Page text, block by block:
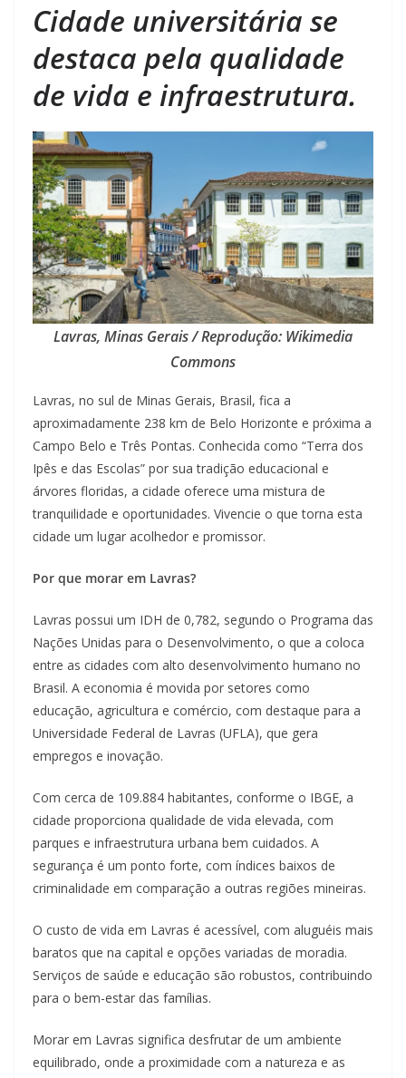
Cidade universitária se
destaca pela qualidade
de vida e infraestrutura.
Lavras, Minas Gerais / Reprodução: Wikimedia
Commons
Lavras, no sul de Minas Gerais, Brasil, fica a
aproximadamente 238 km de Belo Horizonte e próxima a
Campo Belo e Três Pontas. Conhecida como “Terra dos
Ipês e das Escolas” por sua tradição educacional e
árvores floridas, a cidade oferece uma mistura de
tranquilidade e oportunidades. Vivencie o que torna esta
cidade um lugar acolhedor e promissor.
Por que morar em Lavras?
Lavras possui um IDH de 0,782, segundo o Programa das
Nações Unidas para o Desenvolvimento, o que a coloca
entre as cidades com alto desenvolvimento humano no
Brasil. A economia é movida por setores como
educação, agricultura e comércio, com destaque para a
Universidade Federal de Lavras (UFLA), que gera
empregos e inovação.
Com cerca de 109.884 habitantes, conforme o IBGE, a
cidade proporciona qualidade de vida elevada, com
parques e infraestrutura urbana bem cuidados. A
segurança é um ponto forte, com índices baixos de
criminalidade em comparação a outras regiões mineiras.
O custo de vida em Lavras é acessível, com aluguéis mais
baratos que na capital e opções variadas de moradia.
Serviços de saúde e educação são robustos, contribuindo
para o bem-estar das famílias.
Morar em Lavras significa desfrutar de um ambiente
equilibrado, onde a proximidade com a natureza e as